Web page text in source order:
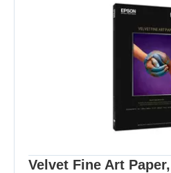
Velvet Fine Art